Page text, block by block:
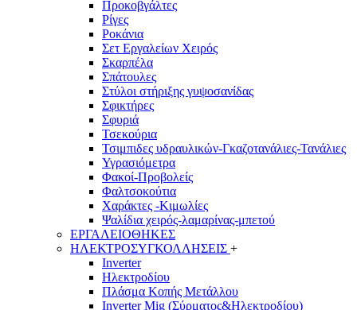
Προκοβγάλτες
Ρίγες
Ροκάνια
Σετ Εργαλείων Χειρός
Σκαρπέλα
Σπάτουλες
Στύλοι στήριξης γυψοσανίδας
Σφικτήρες
Σφυριά
Τσεκούρια
Τσιμπιδες υδραυλικών-Γκαζοτανάλιες-Τανάλιες
Υγρασιόμετρα
Φακοί-Προβολείς
Φαλτσοκούτια
Χαράκτες -Κιμωλίες
Ψαλίδια χειρός-λαμαρίνας-μπετού
ΕΡΓΑΛΕΙΟΘΗΚΕΣ
ΗΛΕΚΤΡΟΣΥΓΚΟΛΛΗΣΕΙΣ +
Inverter
Ηλεκτροδίου
Πλάσμα Κοπής Μετάλλου
Inverter Mig (Σύρματος&Ηλεκτροδίου)